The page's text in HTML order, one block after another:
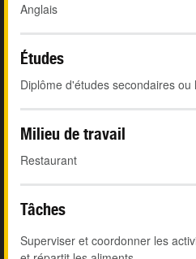
Anglais
Études
Diplôme d'études secondaires ou
Milieu de travail
Restaurant
Tâches
Superviser et coordonner les